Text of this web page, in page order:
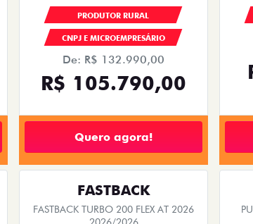
PRODUTOR RURAL
CNPJ E MICROEMPRESÁRIO
De: R$ 132.990,00
R$ 105.790,00
Quero agora!
FASTBACK
FASTBACK TURBO 200 FLEX AT 2026